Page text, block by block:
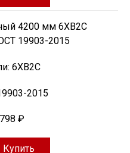
4200 мм 6ХВ2С
19903-2015
6ХВ2С
2015
₽
Купить